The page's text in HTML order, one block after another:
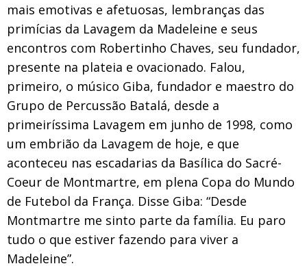
mais emotivas e afetuosas, lembranças das
primícias da Lavagem da Madeleine e seus
encontros com Robertinho Chaves, seu fundador,
presente na plateia e ovacionado. Falou,
primeiro, o músico Giba, fundador e maestro do
Grupo de Percussão Batalá, desde a
primeiríssima Lavagem em junho de 1998, como
um embrião da Lavagem de hoje, e que
aconteceu nas escadarias da Basílica do Sacré-
Coeur de Montmartre, em plena Copa do Mundo
de Futebol da França. Disse Giba: “Desde
Montmartre me sinto parte da família. Eu paro
tudo o que estiver fazendo para viver a
Madeleine”.